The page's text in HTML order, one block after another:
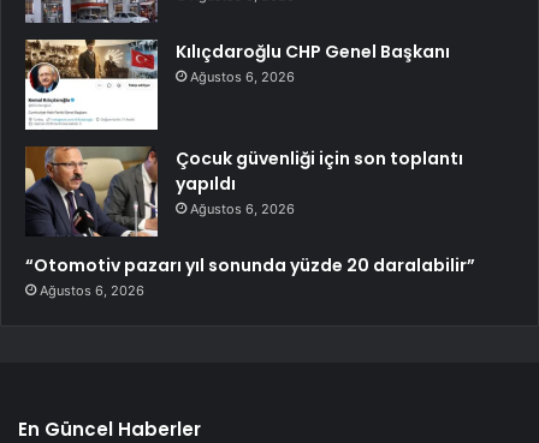
Kılıçdaroğlu CHP Genel Başkanı
Ağustos 6, 2026
Çocuk güvenliği için son toplantı
yapıldı
Ağustos 6, 2026
“Otomotiv pazarı yıl sonunda yüzde 20 daralabilir”
Ağustos 6, 2026
En Güncel Haberler